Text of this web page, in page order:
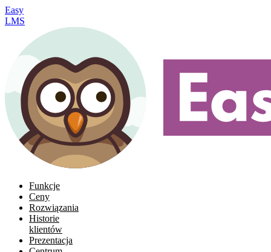
Easy
LMS
Funkcje
Ceny
Rozwiązania
Historie
klientów
Prezentacja